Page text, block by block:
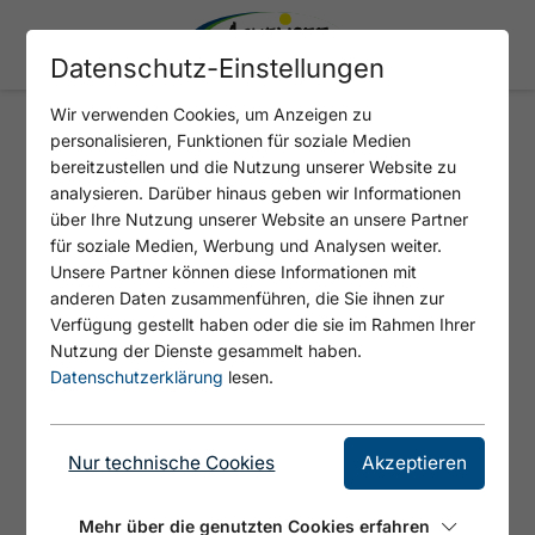
DROGERIE AM SEE
Datenschutz-Einstellungen
Wir verwenden Cookies, um Anzeigen zu
personalisieren, Funktionen für soziale Medien
bereitzustellen und die Nutzung unserer Website zu
analysieren. Darüber hinaus geben wir Informationen
über Ihre Nutzung unserer Website an unsere Partner
für soziale Medien, Werbung und Analysen weiter.
Unsere Partner können diese Informationen mit
anderen Daten zusammenführen, die Sie ihnen zur
Verfügung gestellt haben oder die sie im Rahmen Ihrer
Nutzung der Dienste gesammelt haben.
Datenschutzerklärung lesen.
Nur technische Cookies Akzeptieren
Mehr über die genutzten Cookies erfahren